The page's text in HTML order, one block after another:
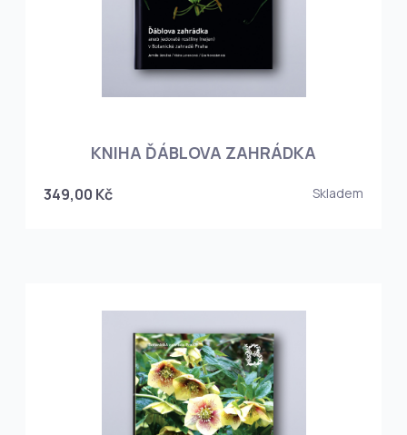
KNIHA ĎÁBLOVA ZAHRÁDKA
349,00 Kč Skladem